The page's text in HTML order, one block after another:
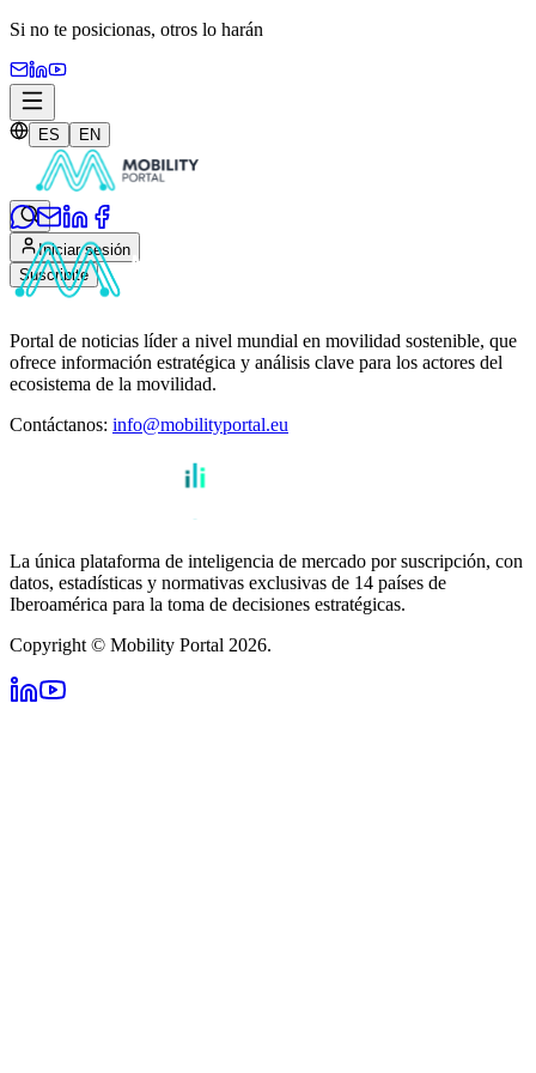
Si no te posicionas, otros lo harán
ES EN
Iniciar sesión
Suscribite
Portal de noticias líder a nivel mundial en movilidad sostenible, que
ofrece información estratégica y análisis clave para los actores del
ecosistema de la movilidad.
Contáctanos: info@mobilityportal.eu
La única plataforma de inteligencia de mercado por suscripción, con
datos, estadísticas y normativas exclusivas de 14 países de
Iberoamérica para la toma de decisiones estratégicas.
Copyright © Mobility Portal 2026.